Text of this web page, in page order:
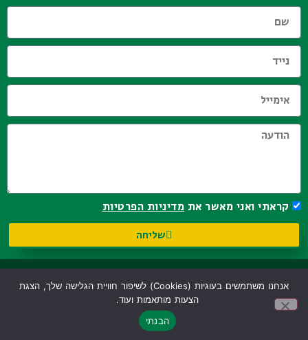
קראתי ואני מאשר את מדיניות הפרטיות
שליחה
הצהרת נגישותמדיניות פרטיות
לחצו
להצטרפות
אנחנו משתמשים בעוגיות (cookies) לשיפור חוויית הגלישה שלך, הצגת
הצעות מותאמות ועוד.
הבנתי